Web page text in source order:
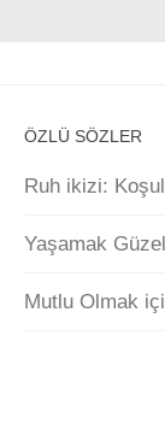
ÖZLÜ SÖZLER
Ruh ikizi:
Yaşamak
Mutlu Olmak